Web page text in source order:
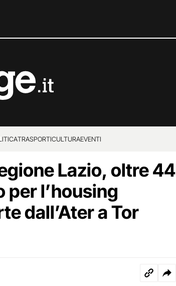
TRASPORTICULTURAEVENTI
Lazio, oltre 44
per l’housing
dall’Ater a Tor